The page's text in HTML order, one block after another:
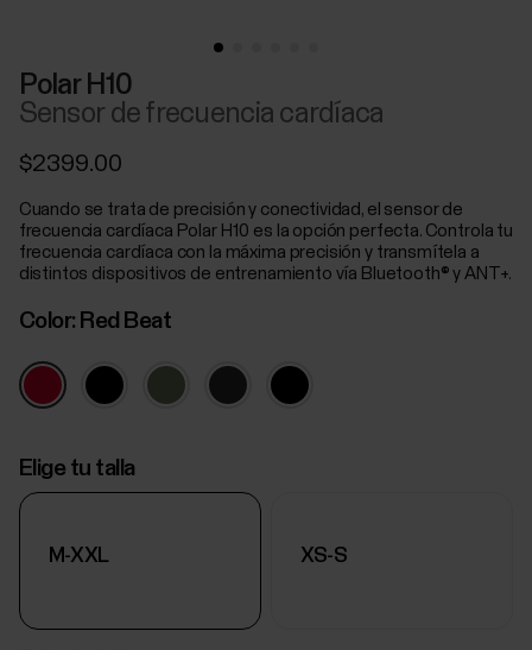
Polar H10
Sensor de frecuencia cardíaca
$2399.00
Cuando se trata de precisión y conectividad, el sensor de
frecuencia cardíaca Polar H10 es la opción perfecta. Controla tu
frecuencia cardíaca con la máxima precisión y transmítela a
distintos dispositivos de entrenamiento vía Bluetooth® y ANT+.
Color: Red Beat
Elige tu talla
M-XXL XS-S